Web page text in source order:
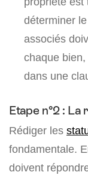
déterminer
associés
chaque
dans une
Etape n°2 :
Rédiger les
fondamentale.
doivent